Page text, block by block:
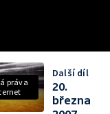
práva
Další díl
20.
března